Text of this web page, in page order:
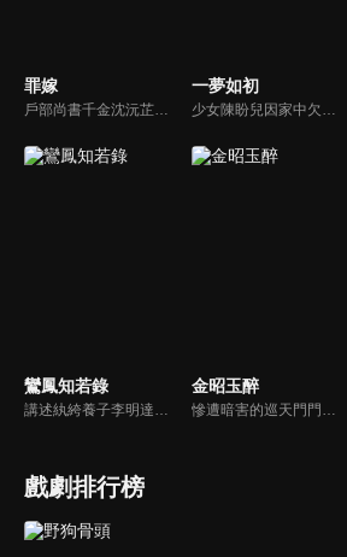
罪嫁
戶部尚書千金沈沅芷為救青梅顧恒遠甘願頂罪，卻捲入侯府仇怨，嫁給仇人樊星序。情郎背叛、小叔設局、皇族陷害，她步步為營，暗中翻盤，終揭真兇，解開誤會。真假賀薇蘭現身，掀起最後風暴。
一夢如初
少女陳盼兒因家中欠稅，被縣令送入青樓抵債，關鍵時刻她幸運逃脫，改名「寶銀」隱姓埋名。後來，她與溫家大郎君溫肅重逢，當時溫肅已是長公主府的面首。兩人在共同抵抗權貴壓迫，逐漸建立起深厚的情感聯繫。
鸞鳳知若錄 金昭玉醉
戲劇排行榜